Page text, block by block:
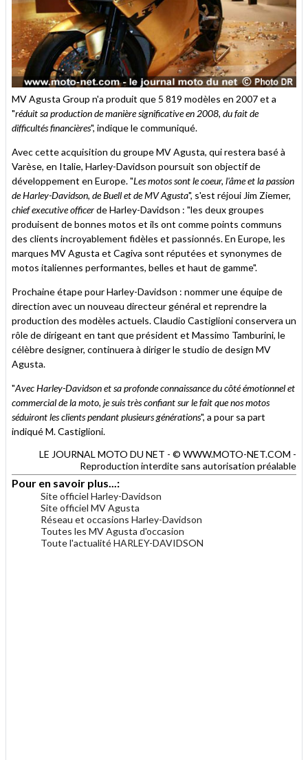
MV Agusta Group n'a produit que 5 819 modèles en 2007 et a
"réduit sa production de manière significative en 2008, du fait de
difficultés financières", indique le communiqué.
Avec cette acquisition du groupe MV Agusta, qui restera basé à
Varèse, en Italie, Harley-Davidson poursuit son objectif de
développement en Europe. "Les motos sont le coeur, l'âme et la passion
de Harley-Davidson, de Buell et de MV Agusta", s'est réjoui Jim Ziemer,
chief executive officerde Harley-Davidson : "les deux groupes
produisent de bonnes motos et ils ont comme points communs
des clients incroyablement fidèles et passionnés. En Europe, les
marques MV Agusta et Cagiva sont réputées et synonymes de
motos italiennes performantes, belles et haut de gamme".
Prochaine étape pour Harley-Davidson : nommer une équipe de
direction avec un nouveau directeur général et reprendre la
production des modèles actuels. Claudio Castiglioni conservera un
rôle de dirigeant en tant que président et Massimo Tamburini, le
célèbre designer, continuera à diriger le studio de design MV
Agusta.
"Avec Harley-Davidson et sa profonde connaissance du côté émotionnel et
commercial de la moto, je suis très confiant sur le fait que nos motos
séduiront les clients pendant plusieurs générations", a pour sa part
indiqué M. Castiglioni.
LE JOURNAL MOTO DU NET - © WWW.MOTO-NET.COM -
Reproduction interdite sans autorisation préalable
Pour en savoir plus...:
Site officiel Harley-Davidson
Site officiel MV Agusta
Réseau et occasions Harley-Davidson
Toutes les MV Agusta d'occasion
Toute l'actualité HARLEY-DAVIDSON